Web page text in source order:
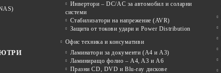
Инвертори – DC/AC за автомобил и соларни
системи
Стабилизатори на напрежение (AVR)
Защита от токови удари и Power Distribution
Офис техника и консумативи
Ламинатори за документи (A4 и A3)
Ламиниращо фолио – A4, A3 и A6
Празни CD, DVD и Blu-ray дискове